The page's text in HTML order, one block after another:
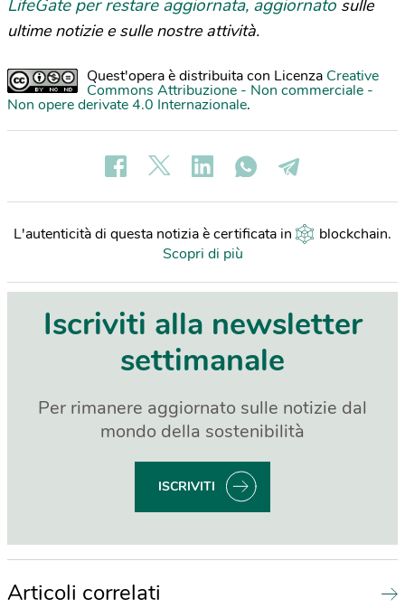
LifeGate per restare aggiornata, aggiornato sulle
ultime notizie e sulle nostre attività.
Quest'opera è distribuita con Licenza Creative
Commons Attribuzione - Non commerciale -
Non opere derivate 4.0 Internazionale.
L'autenticità di questa notizia è certificata in blockchain.
Scopri di più
Iscriviti alla newsletter
settimanale
Per rimanere aggiornato sulle notizie dal
mondo della sostenibilità
ISCRIVITI
Articoli correlati